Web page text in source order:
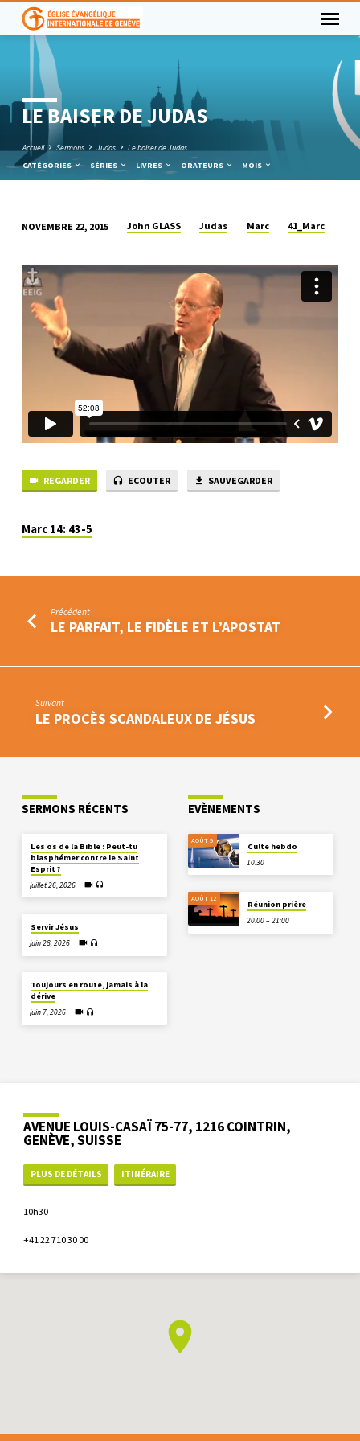
LE BAISER DE JUDAS
Accueil Sermons Judas
Le baiser de Judas
CATÉGORIES
SÉRIES LIVRES ORATEURS MOIS
BAISER
DE
JUDAS
NOVEMBRE 22, 2015 John GLASS Judas Marc 41_Marc
REGARDER ECOUTER SAUVEGARDER
Marc 14: 43-5
Précédent
LE PARFAIT, LE FIDÈLE ET L’APOSTAT
Suivant
LE PROCÈS SCANDALEUX DE JÉSUS
SERMONS RÉCENTS
Les os de la Bible : Peut-tu
blasphémer contre le Saint
Esprit ?
juillet 26, 2026
Servir Jésus
juin 28, 2026
Toujours en route, jamais à la
dérive
juin 7, 2026
EVÈNEMENTS
AOÛT 9
Culte hebdo
10:30
AOÛT 12
Réunion prière
20:00 – 21:00
AVENUE LOUIS-CASAÏ 75-77, 1216 COINTRIN,
GENÈVE, SUISSE
PLUS DE DÉTAILS ITINÉRAIRE
10h30
+41 22 710 30 00